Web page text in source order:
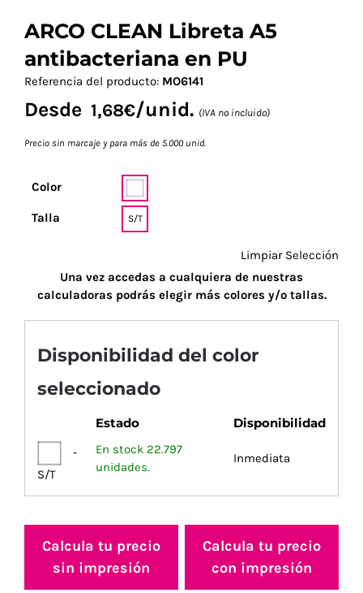
ARCO CLEAN Libreta A5
antibacteriana en PU
Referencia del producto: MO6141
Desde 1,68€/unid. (IVA no incluido)
Precio sin marcaje y para más de 5.000 unid.
Color
Talla S/T
Limpiar Selección
Una vez accedas a cualquiera de nuestras
calculadoras podrás elegir más colores y/o tallas.
Disponibilidad del color
seleccionado
Estado Disponibilidad
-
S/T
En stock 22.797
unidades.
Inmediata
Calcula tu precio
sin impresión
Calcula tu precio
con impresión